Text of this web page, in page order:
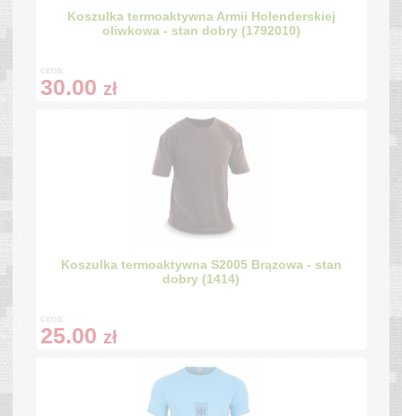
Koszulka termoaktywna Armii Holenderskiej
oliwkowa - stan dobry (1792010)
cena:
30.00 zł
Koszulka termoaktywna S2005 Brązowa - stan
dobry (1414)
cena:
25.00 zł